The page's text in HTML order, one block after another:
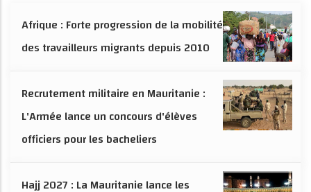
Afrique : Forte progression de la mobilité
des travailleurs migrants depuis 2010
Recrutement militaire en Mauritanie :
L'Armée lance un concours d'élèves
officiers pour les bacheliers
Hajj 2027 : La Mauritanie lance les